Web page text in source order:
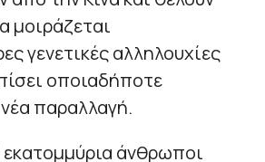
μοιράζεται
γενετικές αλληλουχίες
οποιαδήποτε
παραλλαγή.
άνθρωποι